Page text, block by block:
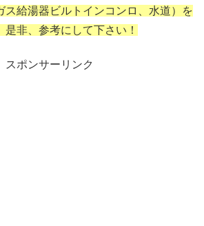
ス給湯器ビルトインコンロ、水道）を
是非、参考にして下さい！
スポンサーリンク